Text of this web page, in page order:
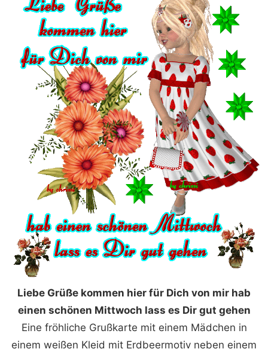
Liebe Grüße kommen hier für Dich von mir hab
einen schönen Mittwoch lass es Dir gut gehen
Eine fröhliche Grußkarte mit einem Mädchen in
einem weißen Kleid mit Erdbeermotiv neben einem